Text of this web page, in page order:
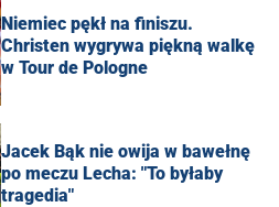
Niemiec pękł na finiszu.
Christen wygrywa piękną walkę
w Tour de Pologne
Jacek Bąk nie owija w bawełnę
po meczu Lecha: "To byłaby
tragedia"